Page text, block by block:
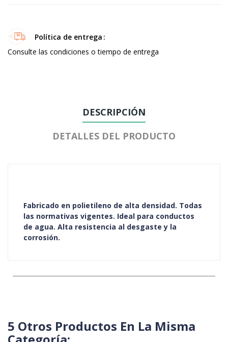
Política de entrega
Consulte las condiciones o tiempo de entrega
DESCRIPCIÓN
DETALLES DEL PRODUCTO
Fabricado en polietileno de alta densidad. Todas
las normativas vigentes. Ideal para conductos
de agua. Alta resistencia al desgaste y la
corrosión.
5 Otros Productos En La Misma